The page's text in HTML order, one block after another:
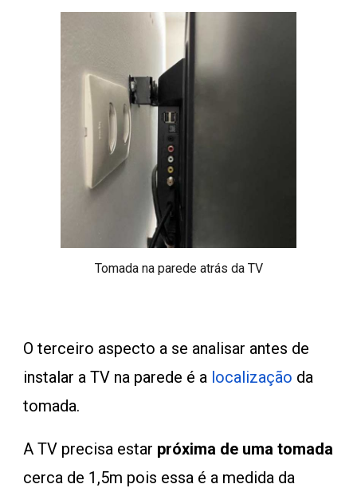
Tomada na parede atrás da TV
Oterceiro aspecto a se analisar antes de
instalar a TV na parede é a localização da
tomada.
A TV precisa estar próxima de uma tomada
cerca de 1,5m pois essa é a medida da